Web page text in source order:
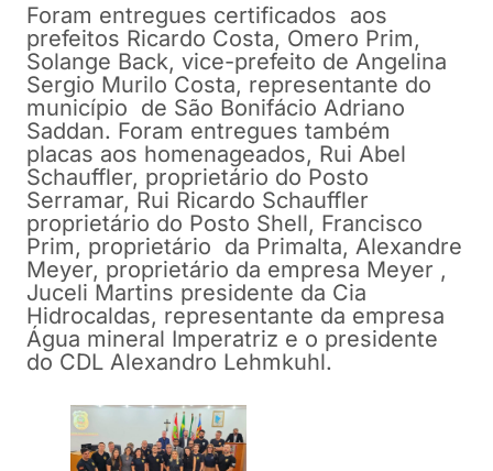
Foram entregues certificados aos
prefeitos Ricardo Costa, Omero Prim,
Solange Back, vice-prefeito de Angelina
Sergio Murilo Costa, representante do
município de São Bonifácio Adriano
Saddan. Foram entregues também
placas aos homenageados, Rui Abel
Schauffler, proprietário do Posto
Serramar, Rui Ricardo Schauffler
proprietário do Posto Shell, Francisco
Prim, proprietário da Primalta, Alexandre
Meyer, proprietário da empresa Meyer ,
Juceli Martins presidente da Cia
Hidrocaldas, representante da empresa
Água mineral Imperatriz e o presidente
do CDL Alexandro Lehmkuhl.